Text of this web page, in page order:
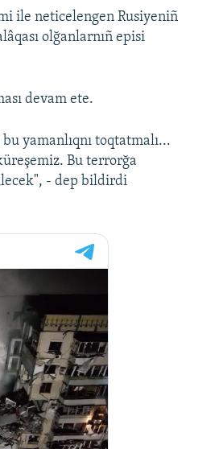
ile neticelengen Rusiyeniñ
olğanlarnıñ episi
devam ete.
yamanlıqnı toqtatmalı...
Bu terrorğa
- dep bildirdi